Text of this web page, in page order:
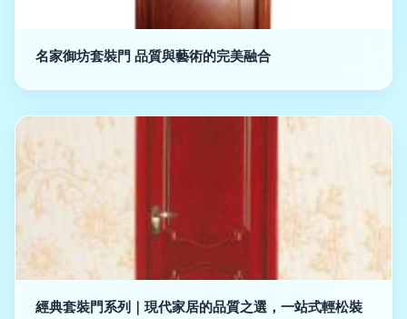
名家御坊套裝門 品質與藝術的完美融合
經典套裝門系列｜現代家居的品質之選，一站式輕松裝